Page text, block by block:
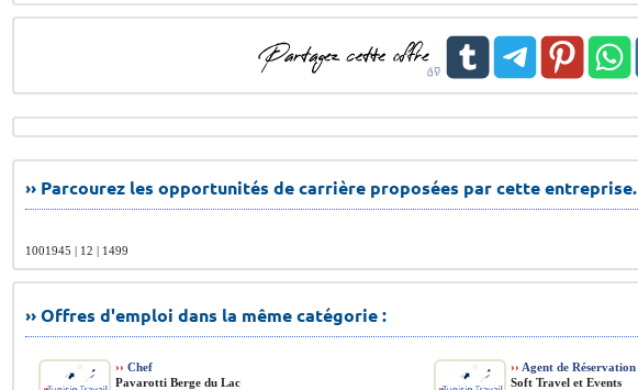
›› Parcourez les opportunités de carrière proposées par cette entreprise.
1001945 | 12 | 1499
›› Offres d'emploi dans la même catégorie :
›› Chef
Pavarotti Berge du Lac
›› Agent de Réservation
Soft Travel et Events